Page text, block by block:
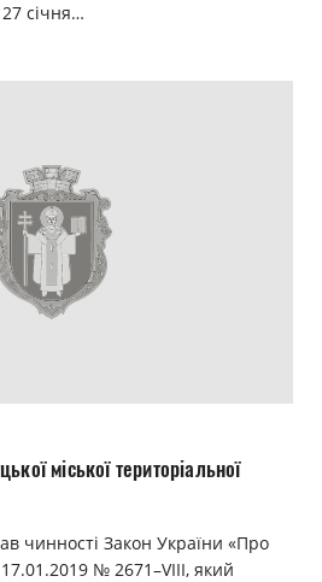
січня…
міської територіальної
чинності Закон України «Про
17.01.2019 № 2671–VIII, який